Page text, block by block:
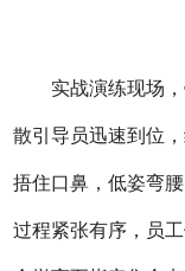
实战演练现场
散引导员迅速到位
捂住口鼻，低姿弯腰
过程紧张有序，员